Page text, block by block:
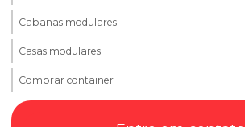
Cabanas modulares
Casas modulares
Comprar container
Comprar container escritorio